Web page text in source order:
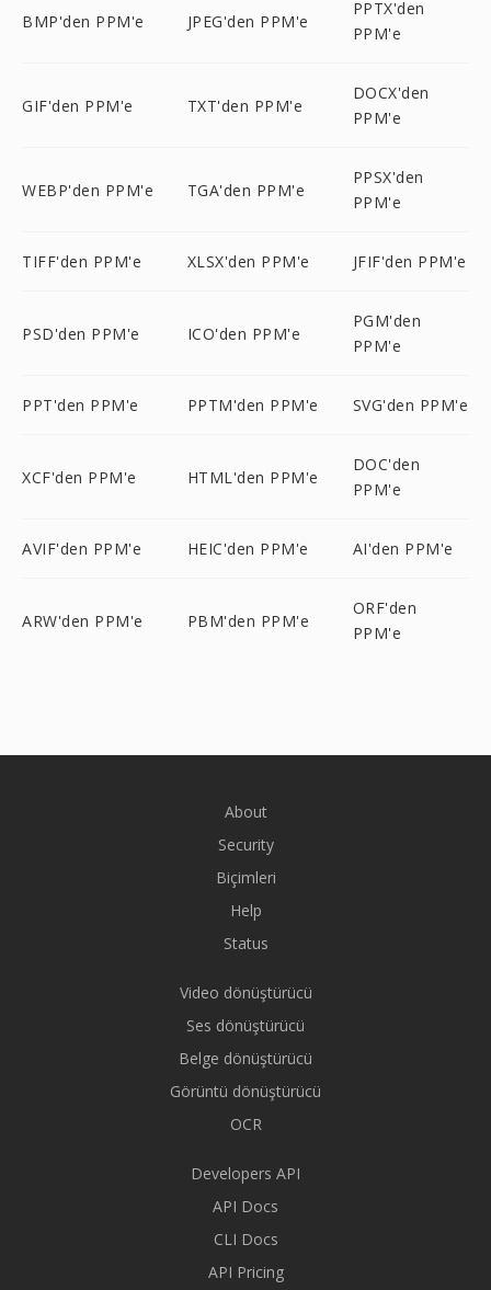
BMP'den PPM'e JPEG'den PPM'e
PPTX'den
PPM'e
GIF'den PPM'e TXT'den PPM'e
DOCX'den
PPM'e
WEBP'den PPM'e TGA'den PPM'e
PPSX'den
PPM'e
TIFF'den PPM'e XLSX'den PPM'e JFIF'den PPM'e
PSD'den PPM'e ICO'den PPM'e
PGM'den
PPM'e
PPT'den PPM'e PPTM'den PPM'e SVG'den PPM'e
XCF'den PPM'e HTML'den PPM'e
DOC'den
PPM'e
AVIF'den PPM'e HEIC'den PPM'e AI'den PPM'e
ARW'den PPM'e PBM'den PPM'e
ORF'den
PPM'e
About
Security
Biçimleri
Help
Status
Video dönüştürücü
Ses dönüştürücü
Belge dönüştürücü
Görüntü dönüştürücü
OCR
Developers API
API Docs
CLI Docs
API Pricing